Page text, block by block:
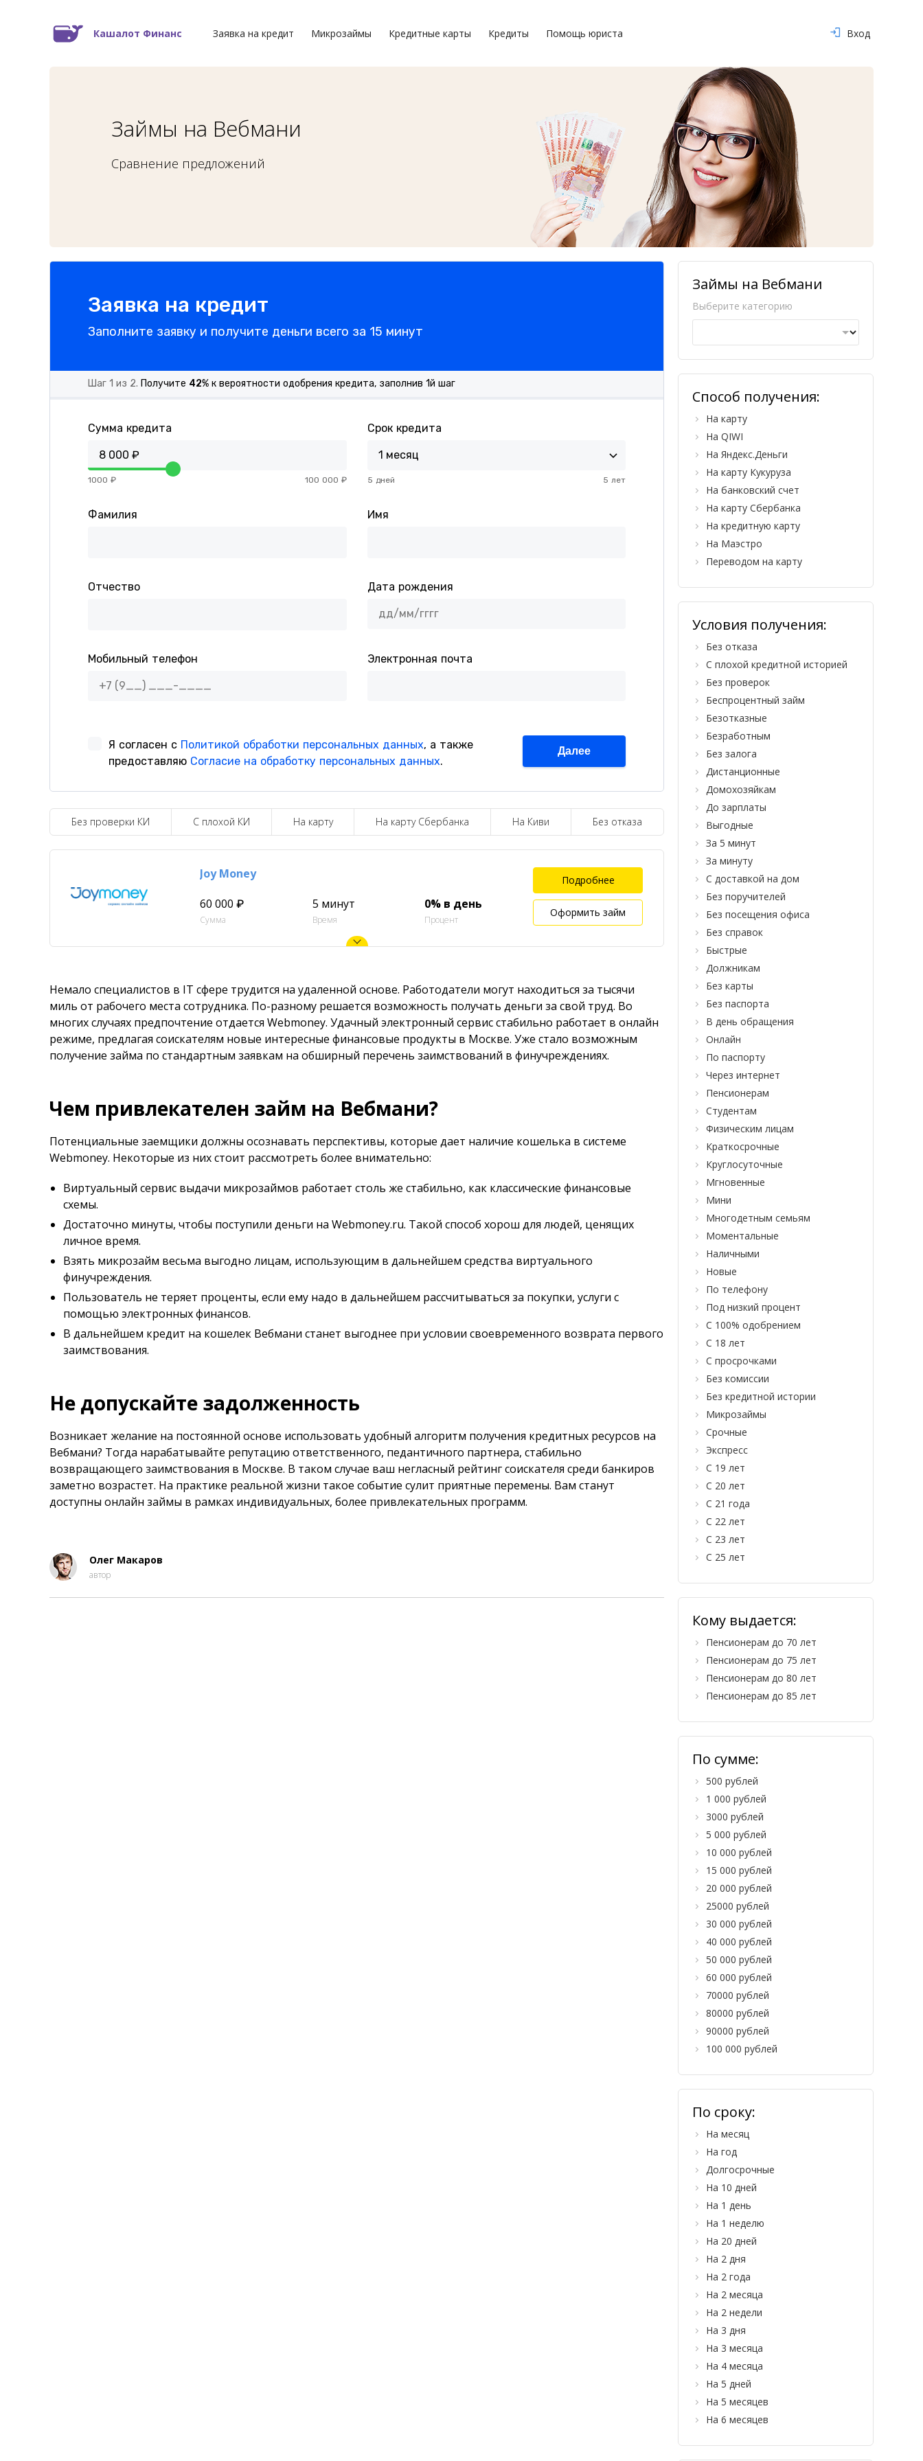
Кашалот Финанс Заявка на кредит Микрозаймы Кредитные карты Кредиты Помощь юриста Вход
Займы на Вебмани
Сравнение предложений
Без проверки КИ С плохой КИ На карту На карту Сбербанка На Киви Без отказа
Joy Money
60 000 ₽
Сумма
5 минут
Время
0% в день
Процент
Подробнее
Оформить займ
Немало специалистов в IT сфере трудится на удаленной основе. Работодатели могут находиться за тысячи
миль от рабочего места сотрудника. По-разному решается возможность получать деньги за свой труд. Во
многих случаях предпочтение отдается Webmoney. Удачный электронный сервис стабильно работает в онлайн
режиме, предлагая соискателям новые интересные финансовые продукты в Москве. Уже стало возможным
получение займа по стандартным заявкам на обширный перечень заимствований в финучреждениях.
Чем привлекателен займ на Вебмани?
Потенциальные заемщики должны осознавать перспективы, которые дает наличие кошелька в системе
Webmoney. Некоторые из них стоит рассмотреть более внимательно:
Виртуальный сервис выдачи микрозаймов работает столь же стабильно, как классические финансовые
схемы.
Достаточно минуты, чтобы поступили деньги на Webmoney.ru. Такой способ хорош для людей, ценящих
личное время.
Взять микрозайм весьма выгодно лицам, использующим в дальнейшем средства виртуального
финучреждения.
Пользователь не теряет проценты, если ему надо в дальнейшем рассчитываться за покупки, услуги с
помощью электронных финансов.
В дальнейшем кредит на кошелек Вебмани станет выгоднее при условии своевременного возврата первого
заимствования.
Не допускайте задолженность
Возникает желание на постоянной основе использовать удобный алгоритм получения кредитных ресурсов на
Вебмани? Тогда нарабатывайте репутацию ответственного, педантичного партнера, стабильно
возвращающего заимствования в Москве. В таком случае ваш негласный рейтинг соискателя среди банкиров
заметно возрастет. На практике реальной жизни такое событие сулит приятные перемены. Вам станут
доступны онлайн займы в рамках индивидуальных, более привлекательных программ.
Олег Макаров
автор
Займы на Вебмани
Выберите категорию
Способ получения:
На карту
На QIWI
На Яндекс.Деньги
На карту Кукуруза
На банковский счет
На карту Сбербанка
На кредитную карту
На Маэстро
Переводом на карту
Условия получения:
Без отказа
С плохой кредитной историей
Без проверок
Беспроцентный займ
Безотказные
Безработным
Без залога
Дистанционные
Домохозяйкам
До зарплаты
Выгодные
За 5 минут
За минуту
С доставкой на дом
Без поручителей
Без посещения офиса
Без справок
Быстрые
Должникам
Без карты
Без паспорта
В день обращения
Онлайн
По паспорту
Через интернет
Пенсионерам
Студентам
Физическим лицам
Краткосрочные
Круглосуточные
Мгновенные
Мини
Многодетным семьям
Моментальные
Наличными
Новые
По телефону
Под низкий процент
С 100% одобрением
С 18 лет
С просрочками
Без комиссии
Без кредитной истории
Микрозаймы
Срочные
Экспресс
С 19 лет
С 20 лет
С 21 года
С 22 лет
С 23 лет
С 25 лет
Кому выдается:
Пенсионерам до 70 лет
Пенсионерам до 75 лет
Пенсионерам до 80 лет
Пенсионерам до 85 лет
По сумме:
500 рублей
1 000 рублей
3000 рублей
5 000 рублей
10 000 рублей
15 000 рублей
20 000 рублей
25000 рублей
30 000 рублей
40 000 рублей
50 000 рублей
60 000 рублей
70000 рублей
80000 рублей
90000 рублей
100 000 рублей
По сроку:
На месяц
На год
Долгосрочные
На 10 дней
На 1 день
На 1 неделю
На 20 дней
На 2 дня
На 2 года
На 2 месяца
На 2 недели
На 3 дня
На 3 месяца
На 4 месяца
На 5 дней
На 5 месяцев
На 6 месяцев